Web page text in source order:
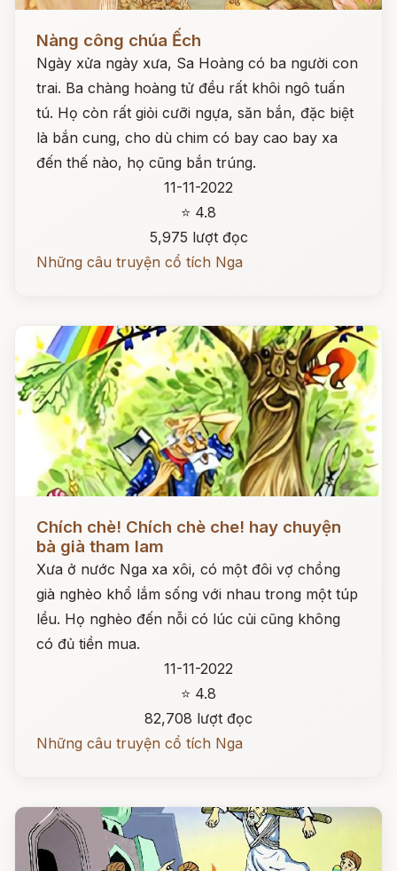
Nàng công chúa Ếch
Ngày xửa ngày xưa, Sa Hoàng có ba người con
trai. Ba chàng hoàng tử đều rất khôi ngô tuấn
tú. Họ còn rất giỏi cưỡi ngựa, săn bắn, đặc biệt
là bắn cung, cho dù chim có bay cao bay xa
đến thế nào, họ cũng bắn trúng.
11-11-2022
⭐ 4.8
5,975 lượt đọc
Những câu truyện cổ tích Nga
Chích chè! Chích chè che! hay chuyện
bà già tham lam
Xưa ở nước Nga xa xôi, có một đôi vợ chồng
già nghèo khổ lắm sống với nhau trong một túp
lều. Họ nghèo đến nỗi có lúc củi cũng không
có đủ tiền mua.
11-11-2022
⭐ 4.8
82,708 lượt đọc
Những câu truyện cổ tích Nga